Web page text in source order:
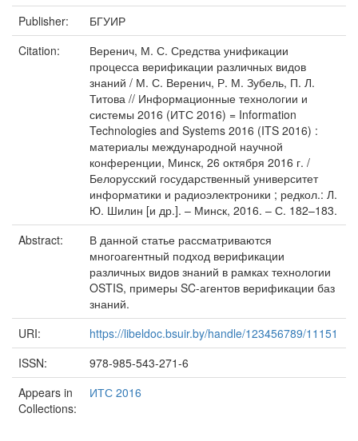
Publisher:
БГУИР
Citation:
Веренич, М. С. Средства унификации
процесса верификации различных видов
знаний / М. С. Веренич, Р. М. Зубель, П. Л.
Титова // Информационные технологии и
системы 2016 (ИТС 2016) = Information
Technologies and Systems 2016 (ITS 2016) :
материалы международной научной
конференции, Минск, 26 октября 2016 г. /
Белорусский государственный университет
информатики и радиоэлектроники ; редкол.: Л.
Ю. Шилин [и др.]. – Минск, 2016. – С. 182–183.
Abstract:
В данной статье рассматриваются
многоагентный подход верификации
различных видов знаний в рамках технологии
OSTIS, примеры SC-агентов верификации баз
знаний.
URI:
https://libeldoc.bsuir.by/handle/123456789/11151
ISSN:
978-985-543-271-6
Appears in
Collections:
ИТС 2016